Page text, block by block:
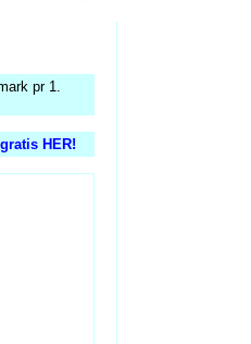
pr 1.
HER!